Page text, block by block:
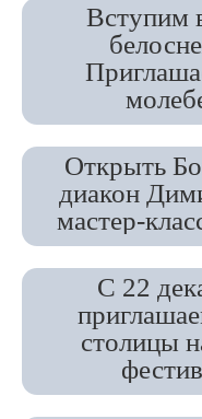
Вступим
Открыть
диакон
мастер-
С 22
столицы